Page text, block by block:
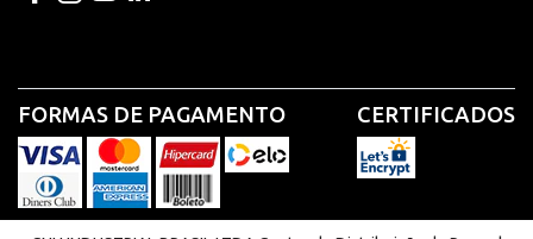
FORMAS DE PAGAMENTO CERTIFICADOS